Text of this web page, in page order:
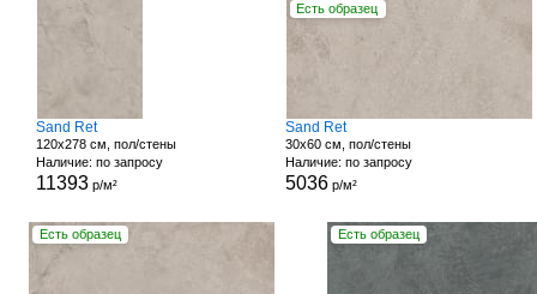
Sand Ret
120x278 см, пол/стены
Наличие: по запросу
11393 р/м²
Есть образец
Sand Ret
30x60 см, пол/стены
Наличие: по запросу
5036 р/м²
Есть образец Есть образец